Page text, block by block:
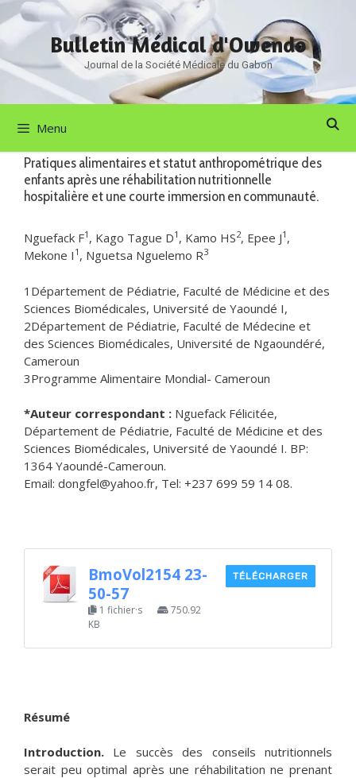
Aller
au
contenu
Bulletin Médical d'Owendo
Journal de la Société Médicale du Gabon
Menu
Pratiques alimentaires et statut anthropométrique des
enfants après une réhabilitation nutritionnelle
hospitalière et une courte immersion en communauté.
Nguefack F1 , Kago Tague D1 , Kamo HS2, Epee J1 ,
Mekone I 1 , Nguetsa Nguelemo R3
1Département de Pédiatrie, Faculté de Médicine et des
Sciences Biomédicales, Université de Yaoundé I,
2Département de Pédiatrie, Faculté de Médecine et
des Sciences Biomédicales, Université de Ngaoundéré,
Cameroun
3Programme Alimentaire Mondial- Cameroun
*Auteur correspondant : Nguefack Félicitée,
Département de Pédiatrie, Faculté de Médicine et des
Sciences Biomédicales, Université de Yaoundé I. BP:
1364 Yaoundé-Cameroun.
Email: dongfel@yahoo.fr, Tel: +237 699 59 14 08.
BmoVol2154 23-
50-57
1 fichier·s
750.92
KB
TÉLÉCHARGER
Résumé
Introduction. Le succès des conseils nutritionnels
serait peu optimal après une réhabilitation ne prenant